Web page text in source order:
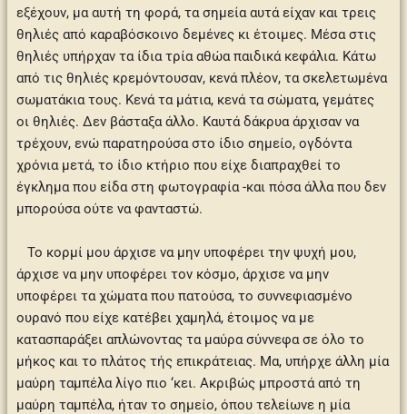
εξέχουν, μα αυτή τη φορά, τα σημεία αυτά είχαν και τρεις
θηλιές από καραβόσκοινο δεμένες κι έτοιμες. Μέσα στις
θηλιές υπήρχαν τα ίδια τρία αθώα παιδικά κεφάλια. Κάτω
από τις θηλιές κρεμόντουσαν, κενά πλέον, τα σκελετωμένα
σωματάκια τους. Κενά τα μάτια, κενά τα σώματα, γεμάτες
οι θηλιές. Δεν βάσταξα άλλο. Καυτά δάκρυα άρχισαν να
τρέχουν, ενώ παρατηρούσα στο ίδιο σημείο, ογδόντα
χρόνια μετά, το ίδιο κτήριο που είχε διαπραχθεί το
έγκλημα που είδα στη φωτογραφία -και πόσα άλλα που δεν
μπορούσα ούτε να φανταστώ.
Το κορμί μου άρχισε να μην υποφέρει την ψυχή μου,
άρχισε να μην υποφέρει τον κόσμο, άρχισε να μην
υποφέρει τα χώματα που πατούσα, το συννεφιασμένο
ουρανό που είχε κατέβει χαμηλά, έτοιμος να με
κατασπαράξει απλώνοντας τα μαύρα σύννεφα σε όλο το
μήκος και το πλάτος τής επικράτειας. Μα, υπήρχε άλλη μία
μαύρη ταμπέλα λίγο πιο ‘κει. Ακριβώς μπροστά από τη
μαύρη ταμπέλα, ήταν το σημείο, όπου τελείωνε η μία